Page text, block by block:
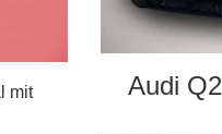
mit
Audi Q2